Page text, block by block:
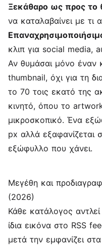
Ξεκάθαρο ως προς το
να καταλαβαίνει με τι
κλιπ για social media,
Αν θυμάσαι μόνο έναν
thumbnail, όχι για τη
το 70 τοις εκατό της
κινητό, όπου το
μικροσκοπικό. Ένα
px αλλά εξαφανίζεται
εξώφυλλο που χάνει.
Μεγέθη και
(2026)
Κάθε κατάλογος
ίδια εικόνα στο RSS
μετά την εμφανίζει